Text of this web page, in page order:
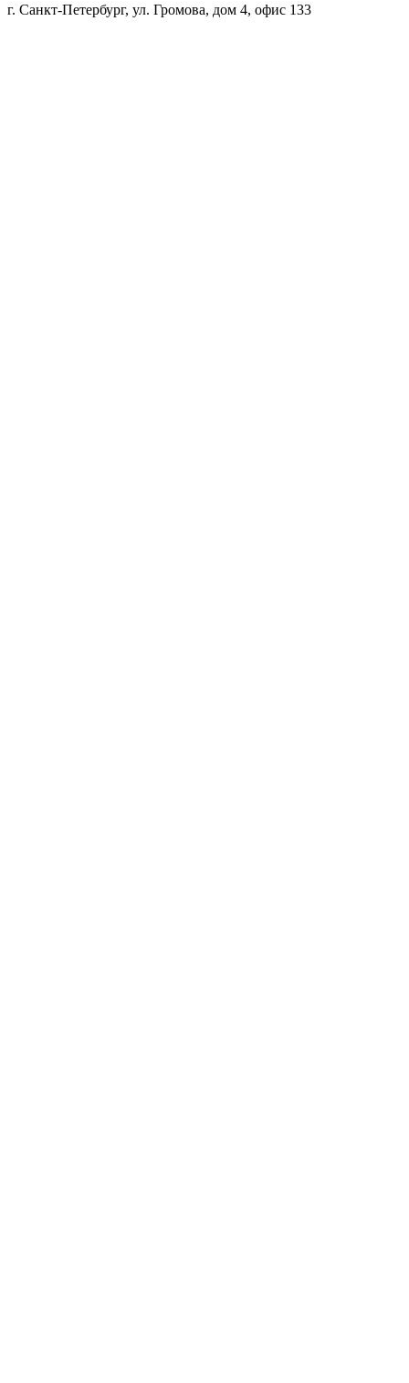
г. Санкт-Петербург, ул. Громова, дом 4, офис 133